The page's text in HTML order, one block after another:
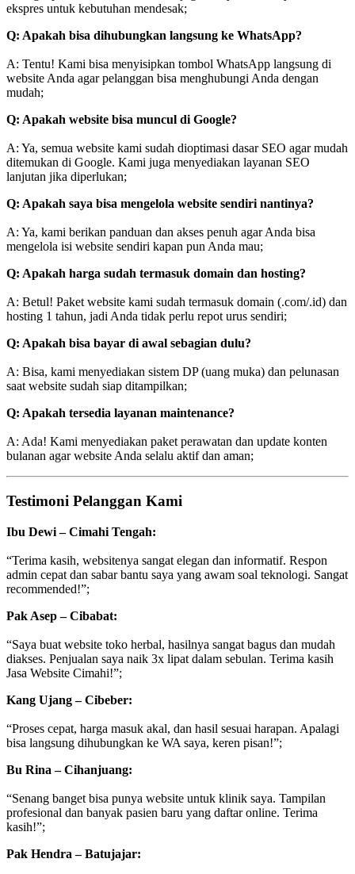
ekspres untuk kebutuhan mendesak;
Q: Apakah bisa dihubungkan langsung ke WhatsApp?
A: Tentu! Kami bisa menyisipkan tombol WhatsApp langsung di
website Anda agar pelanggan bisa menghubungi Anda dengan
mudah;
Q: Apakah website bisa muncul di Google?
A: Ya, semua website kami sudah dioptimasi dasar SEO agar mudah
ditemukan di Google. Kami juga menyediakan layanan SEO
lanjutan jika diperlukan;
Q: Apakah saya bisa mengelola website sendiri nantinya?
A: Ya, kami berikan panduan dan akses penuh agar Anda bisa
mengelola isi website sendiri kapan pun Anda mau;
Q: Apakah harga sudah termasuk domain dan hosting?
A: Betul! Paket website kami sudah termasuk domain (.com/.id) dan
hosting 1 tahun, jadi Anda tidak perlu repot urus sendiri;
Q: Apakah bisa bayar di awal sebagian dulu?
A: Bisa, kami menyediakan sistem DP (uang muka) dan pelunasan
saat website sudah siap ditampilkan;
Q: Apakah tersedia layanan maintenance?
A: Ada! Kami menyediakan paket perawatan dan update konten
bulanan agar website Anda selalu aktif dan aman;
Testimoni Pelanggan Kami
Ibu Dewi – Cimahi Tengah:
“Terima kasih, websitenya sangat elegan dan informatif. Respon
admin cepat dan sabar bantu saya yang awam soal teknologi. Sangat
recommended!”;
Pak Asep – Cibabat:
“Saya buat website toko herbal, hasilnya sangat bagus dan mudah
diakses. Penjualan saya naik 3x lipat dalam sebulan. Terima kasih
Jasa Website Cimahi!”;
Kang Ujang – Cibeber:
“Proses cepat, harga masuk akal, dan hasil sesuai harapan. Apalagi
bisa langsung dihubungkan ke WA saya, keren pisan!”;
Bu Rina – Cihanjuang:
“Senang banget bisa punya website untuk klinik saya. Tampilan
profesional dan banyak pasien baru yang daftar online. Terima
kasih!”;
Pak Hendra – Batujajar: